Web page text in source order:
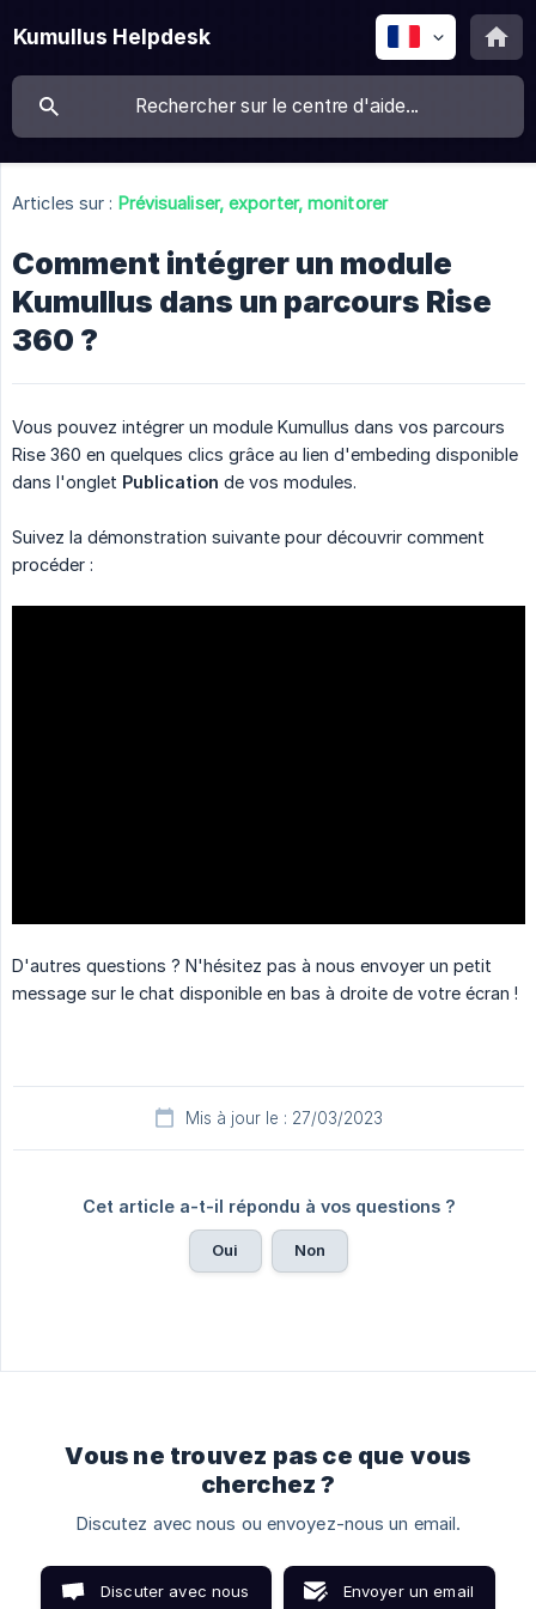
Kumullus Helpdesk
Articles sur : Prévisualiser, exporter, monitorer
Comment intégrer un module
Kumullus dans un parcours Rise
360 ?
Vous pouvez intégrer un module Kumullus dans vos parcours
Rise 360 en quelques clics grâce au lien d'embeding disponible
dans l'onglet Publication de vos modules.
Suivez la démonstration suivante pour découvrir comment
procéder :
D'autres questions ? N'hésitez pas à nous envoyer un petit
message sur le chat disponible en bas à droite de votre écran !
Mis à jour le : 27/03/2023
Cet article a-t-il répondu à vos questions ?
Oui Non
Vous ne trouvez pas ce que vous
cherchez ?
Discutez avec nous ou envoyez-nous un email.
Discuter avec nous Envoyer un email